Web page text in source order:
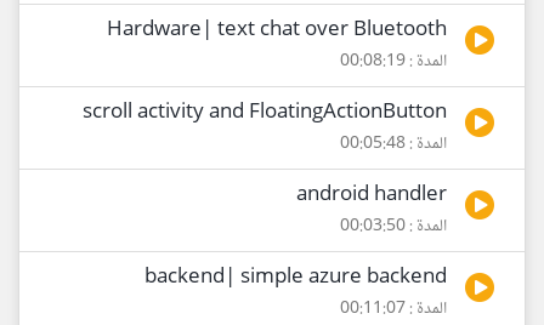
Hardware| text chat over Bluetooth
المدة : 00:08:19
scroll activity and FloatingActionButton
المدة : 00:05:48
android handler
المدة : 00:03:50
backend| simple azure backend
المدة : 00:11:07